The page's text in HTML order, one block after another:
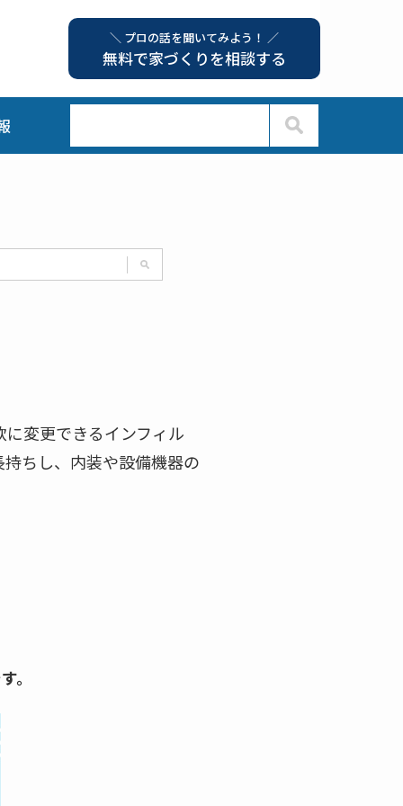
＼ プロの話を聞いてみよう！ ／
無料で家づくりを相談する
変更できるインフィル
ちし、内装や設備機器の
。